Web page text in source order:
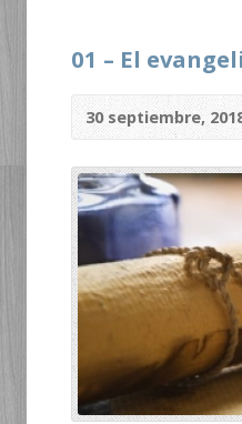
01 – El
30 septiembre,